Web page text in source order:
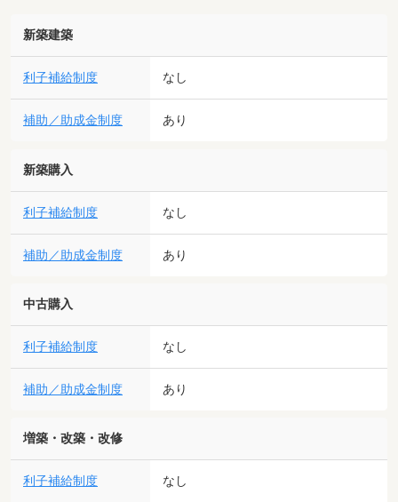
新築建築
利子補給制度 なし
補助／助成金制度 あり
新築購入
利子補給制度 なし
補助／助成金制度 あり
中古購入
利子補給制度 なし
補助／助成金制度 あり
増築・改築・改修
利子補給制度 なし